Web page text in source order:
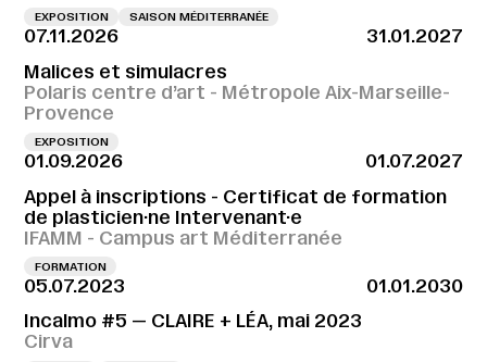
EXPOSITION SAISON MÉDITERRANÉE
07.11.2026
31.01.2027
Malices et simulacres
Polaris centre d’art - Métropole Aix-Marseille-
Provence
EXPOSITION
01.09.2026
01.07.2027
Appel à inscriptions - Certificat de formation
de plasticien·ne Intervenant·e
IFAMM - Campus art Méditerranée
FORMATION
05.07.2023
01.01.2030
Incalmo #5 — CLAIRE + LÉA, mai 2023
Cirva